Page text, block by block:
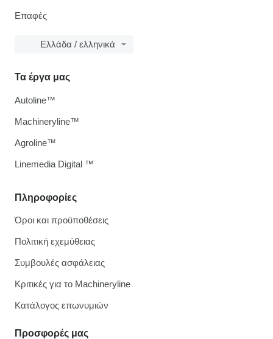
Επαφές
Ελλάδα / ελληνικά
Πληροφορίες
Όροι και προϋποθέσεις
Πολιτική εχεμύθειας
Συμβουλές ασφάλειας
Κριτικές για το Machineryline
Κατάλογος επωνυμιών
Προσφορές μας
Τα έργα μας
Autoline™
Machineryline™
Agroline™
Linemedia Digital ™